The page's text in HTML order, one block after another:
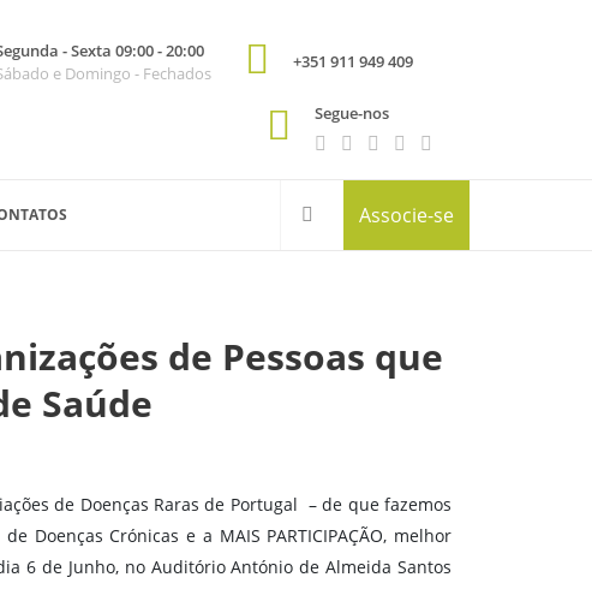
- Sexta 09:00 - 20:00
e Domingo - Fechados
+351 911 949 409
Segue-nos
Associe-se
de Pessoas que
Saúde
de Doenças Raras de Portugal – de que fazemos
Doenças Crónicas e a MAIS PARTICIPAÇÃO, melhor
6 de Junho, no Auditório António de Almeida Santos